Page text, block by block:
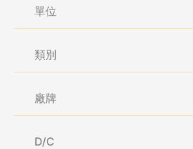
單位
類別
廠牌
D/C